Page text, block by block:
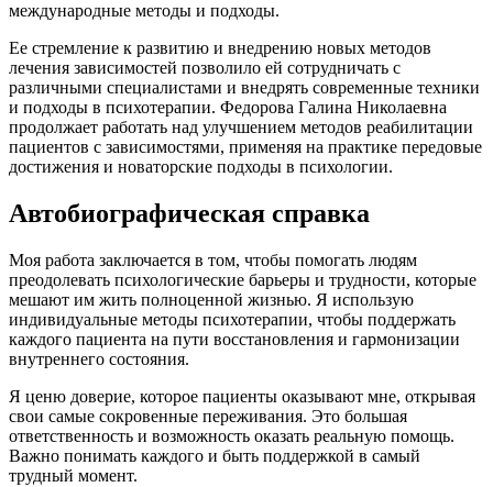
международные методы и подходы.
Ее стремление к развитию и внедрению новых методов
лечения зависимостей позволило ей сотрудничать с
различными специалистами и внедрять современные техники
и подходы в психотерапии. Федорова Галина Николаевна
продолжает работать над улучшением методов реабилитации
пациентов с зависимостями, применяя на практике передовые
достижения и новаторские подходы в психологии.
Автобиографическая справка
Моя работа заключается в том, чтобы помогать людям
преодолевать психологические барьеры и трудности, которые
мешают им жить полноценной жизнью. Я использую
индивидуальные методы психотерапии, чтобы поддержать
каждого пациента на пути восстановления и гармонизации
внутреннего состояния.
Я ценю доверие, которое пациенты оказывают мне, открывая
свои самые сокровенные переживания. Это большая
ответственность и возможность оказать реальную помощь.
Важно понимать каждого и быть поддержкой в самый
трудный момент.